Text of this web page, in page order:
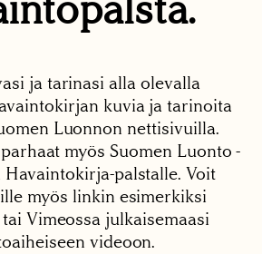
ja tarinasi alla olevalla
kuvia ja tarinoita
Luonnon nettisivuilla.
myös Suomen Luonto -
palstalle. Voit
myös linkin esimerkiksi
Vimeossa julkaisemaasi
videoon.